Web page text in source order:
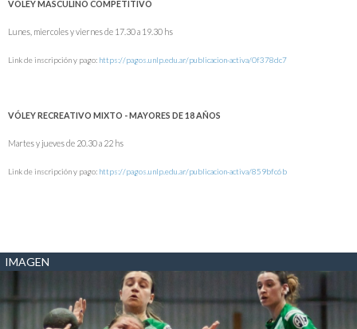
VÓLEY MASCULINO COMPETITIVO
Lunes, miercoles y viernes de 17.30 a 19.30 hs
Link de inscripción y pago: https://pagos.unlp.edu.ar/publicacion-activa/0f378dc7
VÓLEY RECREATIVO MIXTO - MAYORES DE 18 AÑOS
Martes y jueves de 20.30 a 22 hs
Link de inscripción y pago: https://pagos.unlp.edu.ar/publicacion-activa/859bfc6b
IMAGEN